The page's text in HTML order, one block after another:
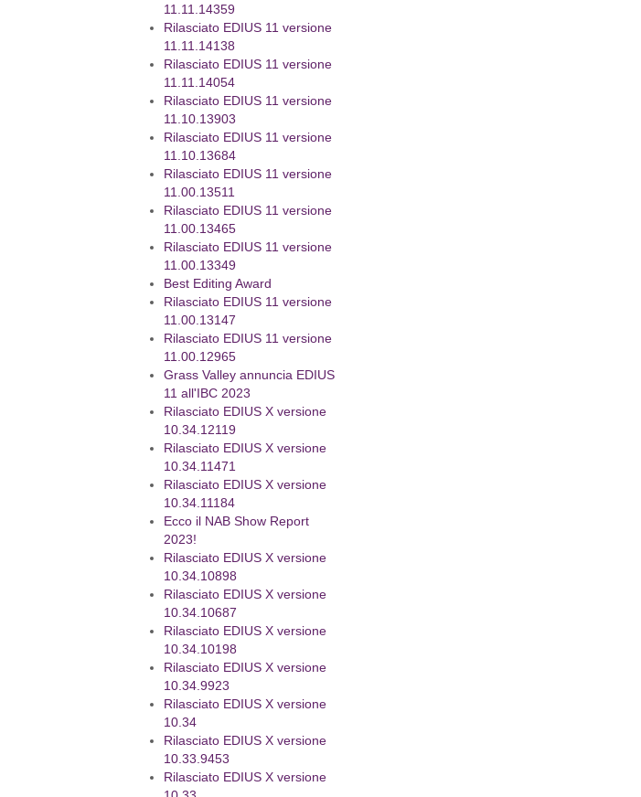
11.11.14359
Rilasciato EDIUS 11 versione
11.11.14138
Rilasciato EDIUS 11 versione
11.11.14054
Rilasciato EDIUS 11 versione
11.10.13903
Rilasciato EDIUS 11 versione
11.10.13684
Rilasciato EDIUS 11 versione
11.00.13511
Rilasciato EDIUS 11 versione
11.00.13465
Rilasciato EDIUS 11 versione
11.00.13349
Best Editing Award
Rilasciato EDIUS 11 versione
11.00.13147
Rilasciato EDIUS 11 versione
11.00.12965
Grass Valley annuncia EDIUS
11 all'IBC 2023
Rilasciato EDIUS X versione
10.34.12119
Rilasciato EDIUS X versione
10.34.11471
Rilasciato EDIUS X versione
10.34.11184
Ecco il NAB Show Report
2023!
Rilasciato EDIUS X versione
10.34.10898
Rilasciato EDIUS X versione
10.34.10687
Rilasciato EDIUS X versione
10.34.10198
Rilasciato EDIUS X versione
10.34.9923
Rilasciato EDIUS X versione
10.34
Rilasciato EDIUS X versione
10.33.9453
Rilasciato EDIUS X versione